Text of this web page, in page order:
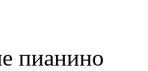
пианино